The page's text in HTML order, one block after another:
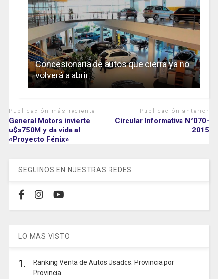
Concesionaria de autos que cierra ya no
volverá a abrir
Publicación más reciente
General Motors invierte
u$s750M y da vida al
«Proyecto Fénix»
Publicación anterior
Circular Informativa N°070-
2015
SEGUINOS EN NUESTRAS REDES
LO MAS VISTO
1.
Ranking Venta de Autos Usados. Provincia por
Provincia